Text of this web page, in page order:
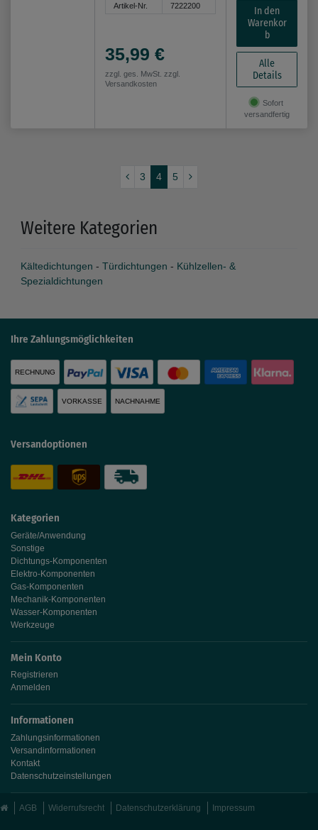
Artikel-Nr. 7222200
35,99 €
zzgl. ges. MwSt. zzgl.
Versandkosten
In den
Warenkor
b
Alle
Details
Sofort
versandfertig
3 4 5
Weitere Kategorien
Kältedichtungen - Türdichtungen - Kühlzellen- &
Spezialdichtungen
Kategorien
Geräte/Anwendung
Sonstige
Dichtungs-Komponenten
Elektro-Komponenten
Gas-Komponenten
Mechanik-Komponenten
Wasser-Komponenten
Werkzeuge
Mein Konto
Registrieren
Anmelden
Informationen
Zahlungsinformationen
Versandinformationen
Kontakt
Datenschutzeinstellungen
Ihre Zahlungsmöglichkeiten
RECHNUNG
VORKASSE NACHNAHME
Versandoptionen
AGB Widerrufsrecht Datenschutzerklärung Impressum